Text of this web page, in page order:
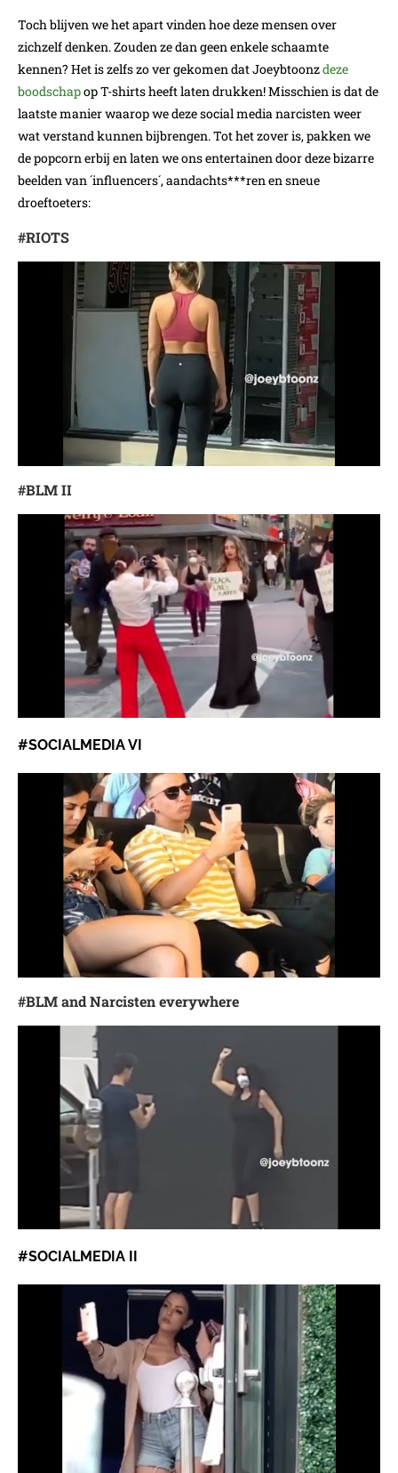
Toch blijven we het apart vinden hoe deze mensen over
zichzelf denken. Zouden ze dan geen enkele schaamte
kennen? Het is zelfs zo ver gekomen dat Joeybtoonzdeze
boodschapop T-shirts heeft laten drukken! Misschien is dat de
laatste manier waarop we deze social media narcisten weer
wat verstand kunnen bijbrengen. Tot het zover is, pakken we
de popcorn erbij en laten we ons entertainen door deze bizarre
beelden van ´influencers´, aandachts***ren en sneue
droeftoeters:
#RIOTS
#BLMII
#SOCIALMEDIAVI
#BLM and Narcisten everywhere
#SOCIALMEDIA II